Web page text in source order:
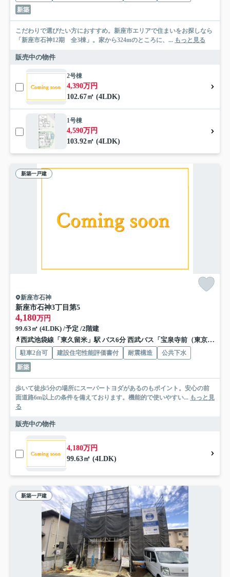
新築
こだわりで選びたい方におすすめ。新座市エリアで住まいをお探しなら
「新座市石神12期 全3棟」。家から324mのところに、... もっと見る
販売中の物件
2号棟
4,390万円
102.67㎡ (4LDK)
1号棟
4,590万円
103.92㎡ (4LDK)
新築一戸建
新座市石神
新座市石神3丁目第5
4,180万円
99.63㎡ (4LDK) /予定 /2階建
西武池袋線「東久留米」駅 バス6分 西武バス「宝泉寺前（東京都）」 停歩10分
駐車2台可 建設住宅性能評価書付 耐震構造
公共下水
新築
歩いて徒歩5分の場所にスーパートヨダがあるのもポイント。安心の前
面道路6m以上の条件を備えております。機能的で使いやすい... もっと見
る
販売中の物件
4,180万円
99.63㎡ (4LDK)
新築一戸建